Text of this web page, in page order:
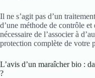
Il ne s’agit pas d’un
d’une méthode de contrôle
nécessaire de l’associer à
protection complète de votre
L’avis d’un maraîcher bio :
?